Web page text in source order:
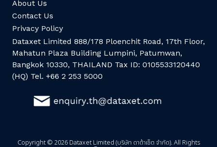
About Us
Contact Us
Privacy Policy
Dataxet Limited 888/178 Ploenchit Road, 17th Floor,
Mahatun Plaza Building Lumpini, Patumwan,
Bangkok 10330, THAILAND Tax ID: 0105533120440
(HQ) Tel. +66 2 253 5000
Copyright © 2026 Dataxet Limited (บริษัท ดาต้าเซ็ต จำกัด). All Rights